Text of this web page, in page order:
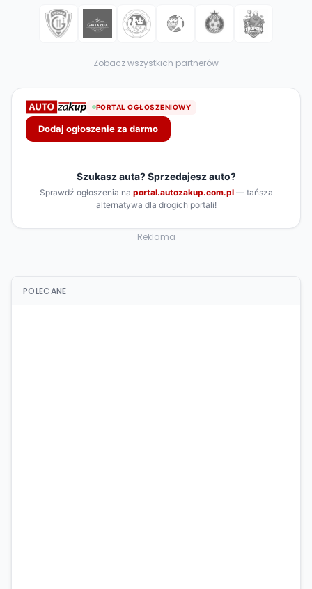
Zobacz wszystkich partnerów
Reklama
POLECANE